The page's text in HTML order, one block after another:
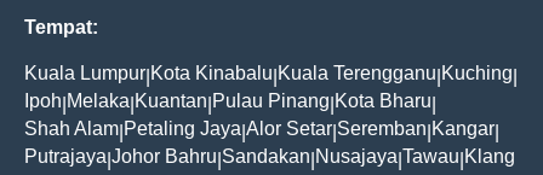
Tempat:
Kuala Lumpur Kota Kinabalu Kuala Terengganu Kuching
Ipoh Melaka Kuantan Pulau Pinang Kota Bharu
Shah Alam Petaling Jaya Alor Setar Seremban Kangar
Putrajaya Johor Bahru Sandakan Nusajaya Tawau Klang